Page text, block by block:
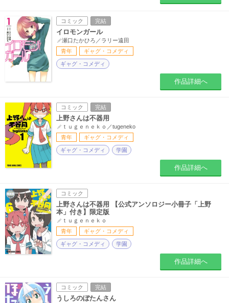
コミック 完結
イロモンガール
瀬口たかひろ／ラリー遠田
青年
ギャグ・コメディ
ギャグ・コメディ
作品詳細へ
コミック 完結
上野さんは不器用
ｔｕｇｅｎｅｋｏ／tugeneko
青年
ギャグ・コメディ
ギャグ・コメディ 学園
作品詳細へ
コミック
上野さんは不器用 【公式アンソロジー小冊子「上野
本」付き】限定版
ｔｕｇｅｎｅｋｏ
青年
ギャグ・コメディ
ギャグ・コメディ 学園
作品詳細へ
コミック 完結
うしろのぼたんさん